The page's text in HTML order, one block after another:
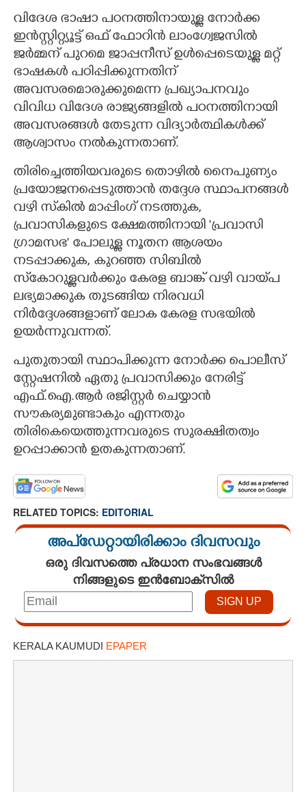
വിദേശ ഭാഷാ പഠനത്തിനായുള്ള നോർക്ക
ഇൻസ്റ്റിറ്റ്യൂട്ട് ഒഫ് ഫോറിൻ ലാംഗ്വേജസിൽ
ജർമ്മന് പുറമെ ജാപ്പനീസ് ഉൾപ്പെടെയുള്ള മറ്റ്
ഭാഷകൾ പഠിപ്പിക്കുന്നതിന്
അവസരമൊരുക്കുമെന്ന പ്രഖ്യാപനവും
വിവിധ വിദേശ രാജ്യങ്ങളിൽ പഠനത്തിനായി
അവസരങ്ങൾ തേടുന്ന വിദ്യാർത്ഥികൾക്ക്
ആശ്വാസം നൽകുന്നതാണ്.
തിരിച്ചെത്തിയവരുടെ തൊഴിൽ നൈപുണ്യം
പ്രയോജനപ്പെടുത്താൻ തദ്ദേശ സ്ഥാപനങ്ങൾ
വഴി സ്‌കിൽ മാപ്പിംഗ് നടത്തുക,
പ്രവാസികളുടെ ക്ഷേമത്തിനായി 'പ്രവാസി
ഗ്രാമസഭ" പോലുള്ള നൂതന ആശയം
നടപ്പാക്കുക, കുറഞ്ഞ സിബിൽ
സ്‌കോറുള്ളവർക്കും കേരള ബാങ്ക് വഴി വായ്‌പ
ലഭ്യമാക്കുക തുടങ്ങിയ നിരവധി
നിർദ്ദേശങ്ങളാണ് ലോക കേരള സഭയിൽ
ഉയർന്നുവന്നത്.
പുതുതായി സ്ഥാപിക്കുന്ന നോർക്ക പൊലീസ്
സ്റ്റേഷനിൽ ഏതു പ്രവാസിക്കും നേരിട്ട്
എഫ്.ഐ.ആർ രജിസ്റ്റർ ചെയ്യാൻ
സൗകര്യമുണ്ടാകും എന്നതും
തിരികെയെത്തുന്നവരുടെ സുരക്ഷിതത്വം
ഉറപ്പാക്കാൻ ഉതകുന്നതാണ്.
RELATED TOPICS: EDITORIAL
അപ്ഡേറ്റായിരിക്കാം ദിവസവും
ഒരു ദിവസത്തെ പ്രധാന സംഭവങ്ങൾ
നിങ്ങളുടെ ഇൻബോക്സിൽ
KERALA KAUMUDI EPAPER